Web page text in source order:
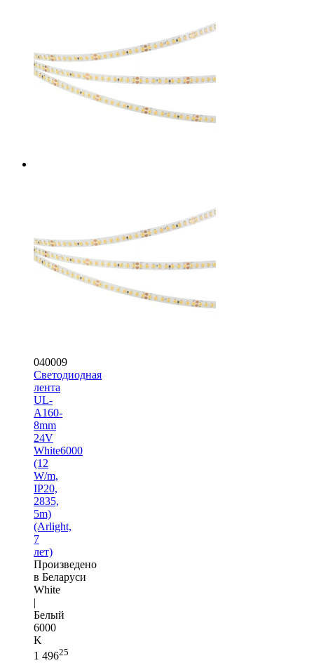
040009
Светодиодная
лента
UL-
A160-
8mm
24V
White6000
(12
W/m,
IP20,
2835,
5m)
(Arlight,
7
лет)
Произведено
в Беларуси
White
|
Белый
6000
K
1 49625